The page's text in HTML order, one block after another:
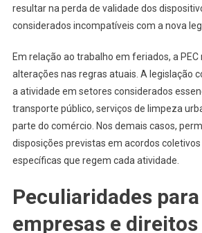
resultar na perda de validade dos
considerados incompatíveis com a nova
Em relação ao trabalho em feriados, a
alterações nas regras atuais. A legislação
a atividade em setores considerados
transporte público, serviços de limpeza
parte do comércio. Nos demais casos,
disposições previstas em acordos
específicas que regem cada atividade.
Peculiaridades
empresas e